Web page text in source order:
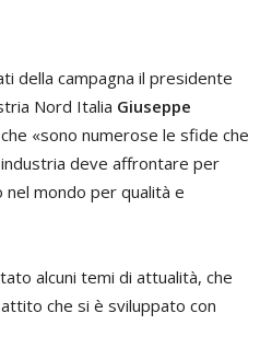
della campagna il presidente
Nord Italia Giuseppe
«sono numerose le sfide che
deve affrontare per
mondo per qualità e
alcuni temi di attualità, che
che si è sviluppato con